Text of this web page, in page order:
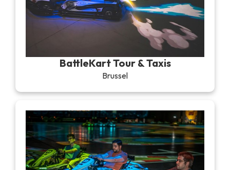
BattleKart Tour & Taxis
Brussel